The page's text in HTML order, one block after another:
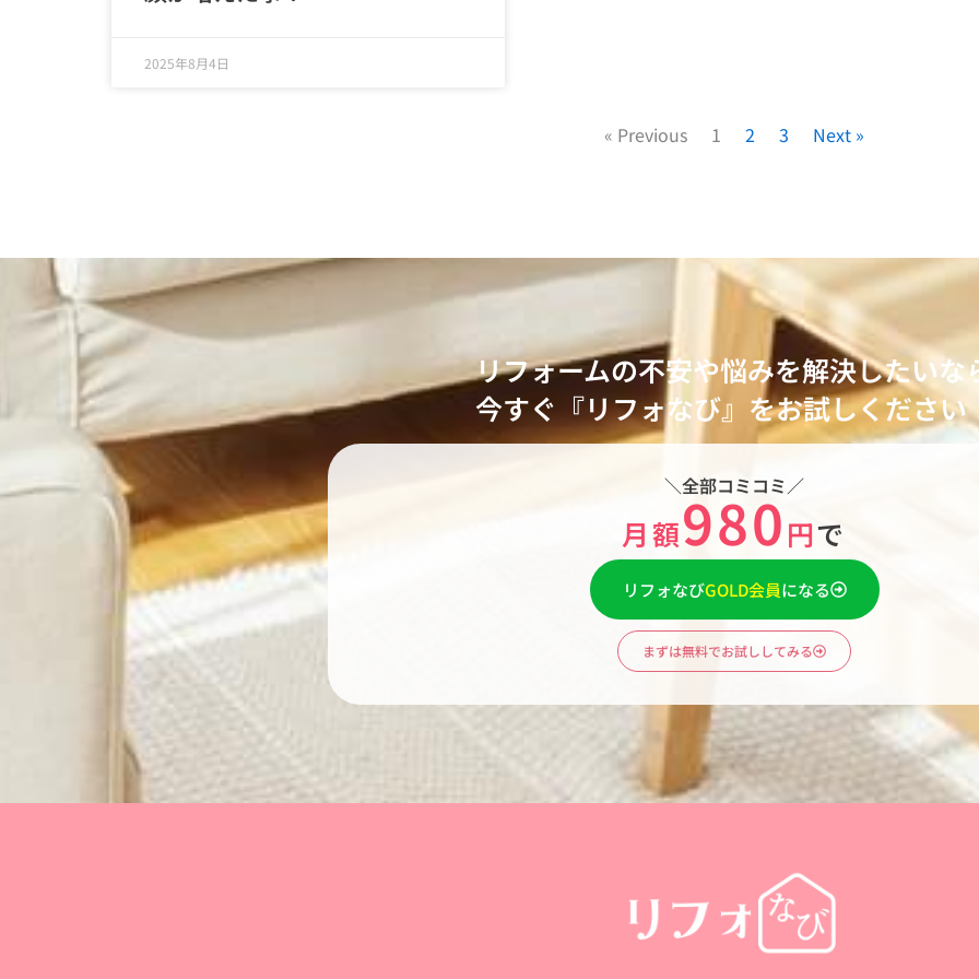
2025年8月4日
« Previous 1 2 3 Next »
リフォームの不安や悩みを解決したいな
今すぐ『リフォなび』をお試しください
＼全部コミコミ／
月額980円で
リフォなびGOLD会員になる
まずは無料でお試ししてみる